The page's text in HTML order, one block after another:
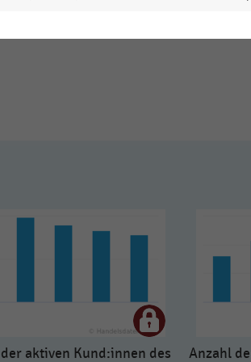
aktiven Kund:innen des
Anzahl